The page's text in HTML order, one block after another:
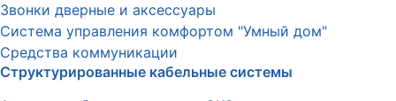
Звонки дверные и аксессуары
Система управления комфортом "Умный дом"
Средства коммуникации
Структурированные кабельные системы